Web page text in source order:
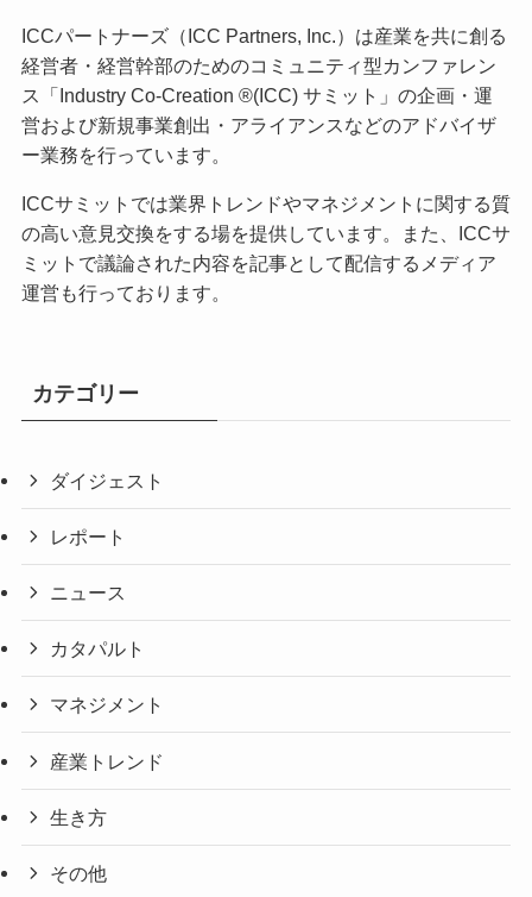
ICCパートナーズ（ICC Partners, Inc.）は産業を共に創る
経営者・経営幹部のためのコミュニティ型カンファレン
ス「Industry Co-Creation ®(ICC) サミット」の企画・運
営および新規事業創出・アライアンスなどのアドバイザ
ー業務を行っています。
ICCサミットでは業界トレンドやマネジメントに関する質
の高い意見交換をする場を提供しています。また、ICCサ
ミットで議論された内容を記事として配信するメディア
運営も行っております。
カテゴリー
ダイジェスト
レポート
ニュース
カタパルト
マネジメント
産業トレンド
生き方
その他